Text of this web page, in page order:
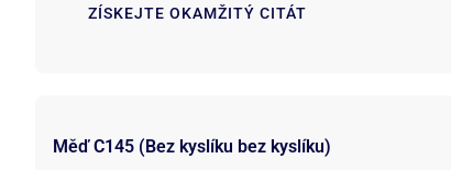
ZÍSKEJTE OKAMŽITÝ CITÁT
Měď C145 (Bez kyslíku bez kyslíku)